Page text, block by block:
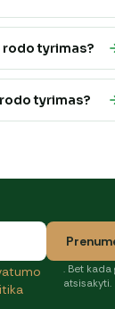
rodo tyrimas?
tyrimas?
. Bet kada
atsisakyti.